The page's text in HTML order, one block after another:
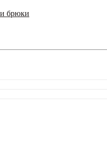
брюки